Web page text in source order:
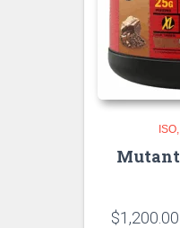
ISO
Mutant
$1,200.00